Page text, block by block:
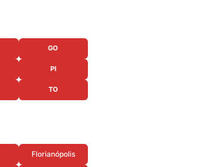
GO
PI
TO
Florianópolis